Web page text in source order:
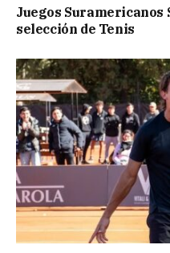
Juegos Suramericanos
selección de Tenis